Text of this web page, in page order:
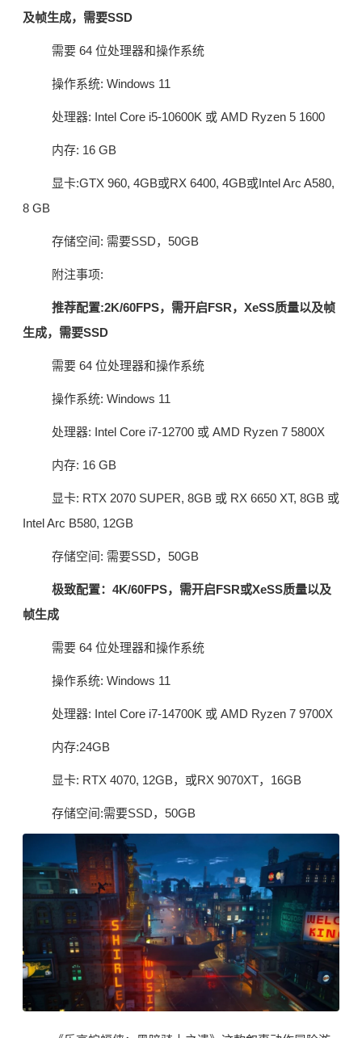
及帧生成，需要SSD
需要 64 位处理器和操作系统
操作系统: Windows 11
处理器: Intel Core i5-10600K 或 AMD Ryzen 5 1600
内存: 16 GB
显卡:GTX 960, 4GB或RX 6400, 4GB或Intel Arc A580,
8 GB
存储空间: 需要SSD，50GB
附注事项:
推荐配置:2K/60FPS，需开启FSR，XeSS质量以及帧
生成，需要SSD
需要 64 位处理器和操作系统
操作系统: Windows 11
处理器: Intel Core i7-12700 或 AMD Ryzen 7 5800X
内存: 16 GB
显卡: RTX 2070 SUPER, 8GB 或 RX 6650 XT, 8GB 或
Intel Arc B580, 12GB
存储空间: 需要SSD，50GB
极致配置：4K/60FPS，需开启FSR或XeSS质量以及
帧生成
需要 64 位处理器和操作系统
操作系统: Windows 11
处理器: Intel Core i7-14700K 或 AMD Ryzen 7 9700X
内存:24GB
显卡: RTX 4070, 12GB，或RX 9070XT，16GB
存储空间:需要SSD，50GB